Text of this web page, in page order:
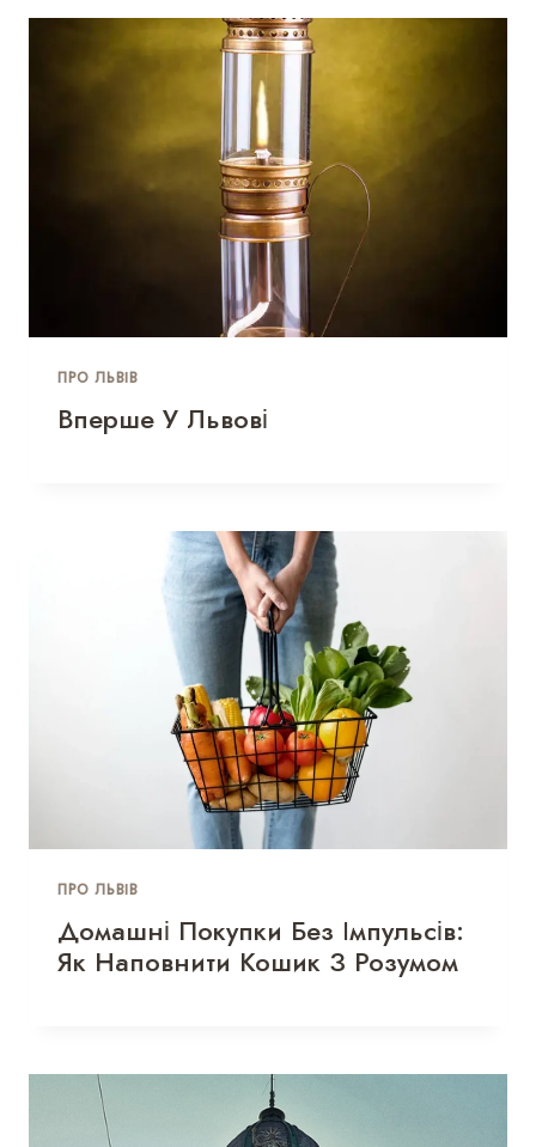
ПРО ЛЬВІВ
Вперше У Львові
ПРО ЛЬВІВ
Домашні Покупки Без Імпульсів:
Як Наповнити Кошик З Розумом